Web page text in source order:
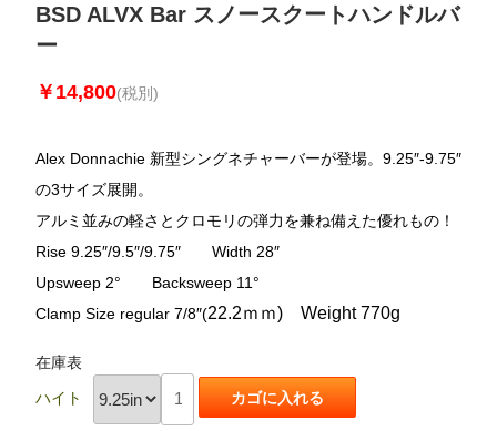
BSD ALVX Bar スノースクートハンドルバ
ー
￥14,800(税別)
Alex Donnachie 新型シングネチャーバーが登場。9.25″-9.75″
の3サイズ展開。
アルミ並みの軽さとクロモリの弾力を兼ね備えた優れもの！
Rise 9.25″/9.5″/9.75″ Width 28″
Upsweep 2° Backsweep 11°
Clamp Size regular 7/8″(22.2ｍｍ) Weight 770g
在庫表
ハイト